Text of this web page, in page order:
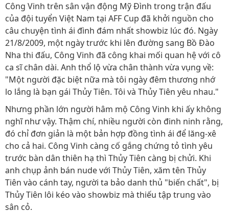
Công Vinh trên sân vận động Mỹ Đình trong trận đấu
của đội tuyển Việt Nam tại AFF Cup đã khởi nguồn cho
câu chuyện tình ái đình đám nhất showbiz lúc đó. Ngày
21/8/2009, một ngày trước khi lên đường sang Bồ Đào
Nha thi đấu, Công Vinh đã công khai mối quan hệ với cô
ca sĩ chân dài. Anh thổ lộ vừa chân thành vừa vụng về:
"Một người đặc biệt nữa mà tôi ngày đêm thương nhớ
lo lắng là bạn gái Thủy Tiên. Tôi và Thủy Tiên yêu nhau."
Nhưng phần lớn người hâm mộ Công Vinh khi ấy không
nghĩ như vậy. Thậm chí, nhiều người còn đinh ninh rằng,
đó chỉ đơn giản là một bản hợp đồng tình ái để lăng-xê
cho cả hai. Công Vinh càng cố gắng chứng tỏ tình yêu
trước bàn dân thiên hạ thì Thủy Tiên càng bị chửi. Khi
anh chụp ảnh bán nude với Thủy Tiên, xăm tên Thủy
Tiên vào cánh tay, người ta bảo danh thủ "biến chất", bị
Thủy Tiên lôi kéo vào showbiz mà thiếu tập trung vào
sân cỏ.